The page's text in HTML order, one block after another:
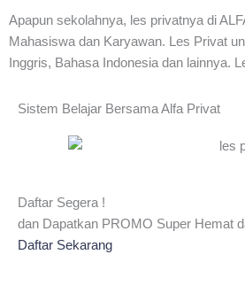
Apapun sekolahnya, les privatnya di
Mahasiswa dan Karyawan. Les Privat
Inggris, Bahasa Indonesia dan lainnya.
Sistem Belajar Bersama Alfa Privat
Daftar Segera !
dan Dapatkan PROMO Super Hemat
Daftar Sekarang